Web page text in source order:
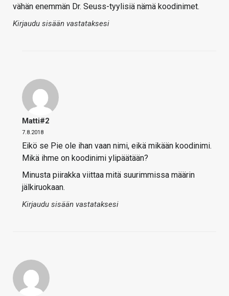
vähän enemmän Dr. Seuss-tyylisiä nämä koodinimet.
Kirjaudu sisään vastataksesi
Matti#2
7.8.2018
Eikö se Pie ole ihan vaan nimi, eikä mikään koodinimi.
Mikä ihme on koodinimi ylipäätään?
Minusta piirakka viittaa mitä suurimmissa määrin
jälkiruokaan.
Kirjaudu sisään vastataksesi